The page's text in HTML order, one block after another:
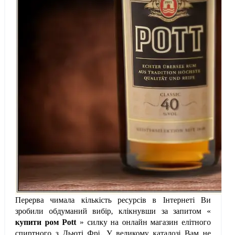
Перерва чимала кількість ресурсів в Інтернеті Ви
зробили обдуманий вибір, клікнувши за запитом «
купити ром Pott » силку на онлайн магазин елітного
спиртного з Дьюті Фрі. У великому каталозі Вам не